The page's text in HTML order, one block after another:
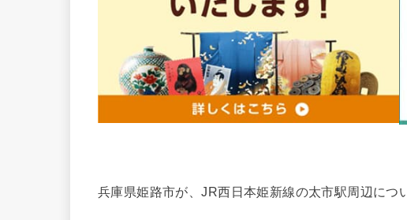
兵庫県姫路市が、JR西日本姫新線の太市駅周辺につ